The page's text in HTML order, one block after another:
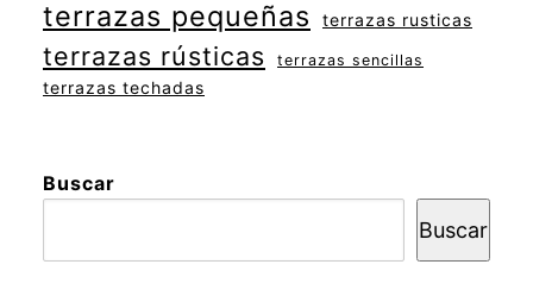
terrazas pequeñas terrazas rusticas
terrazas rústicas terrazas sencillas
terrazas techadas
Buscar
Buscar